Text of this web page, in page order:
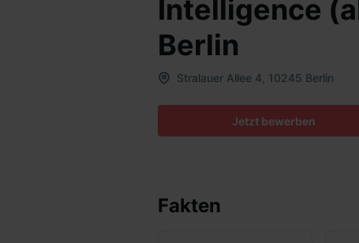
Intelligence
Berlin
Stralauer Allee 4, 10245 Berlin
Jetzt bewerben
Fakten